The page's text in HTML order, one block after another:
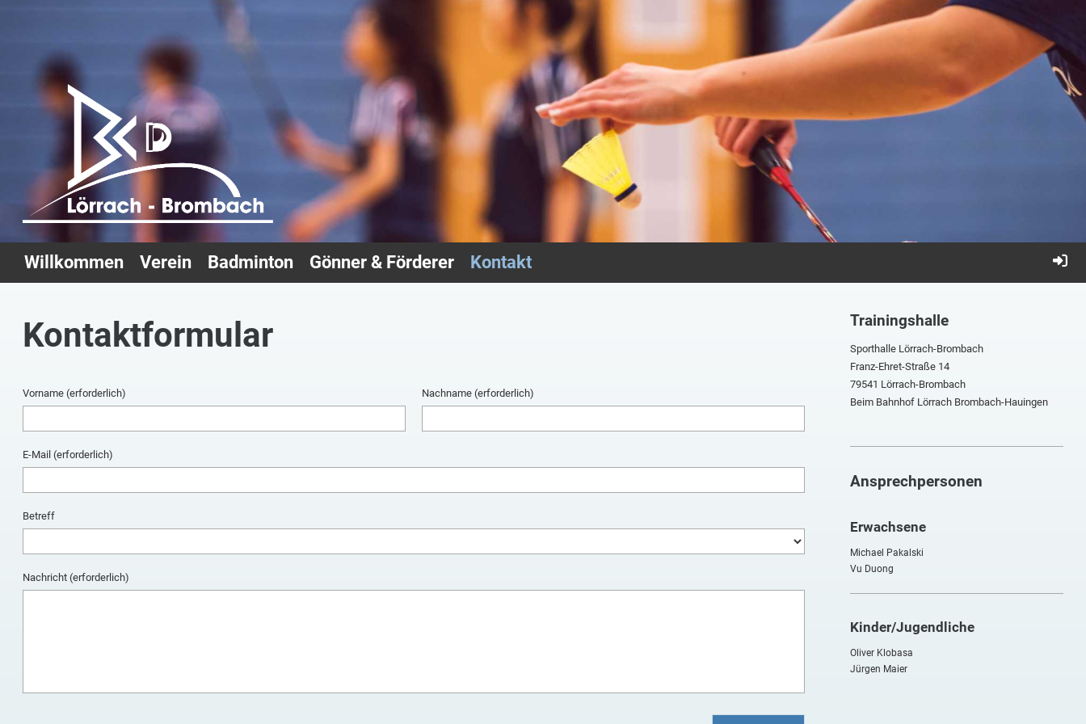
Willkommen Verein Badminton Gönner & Förderer Kontakt
Kontaktformular
Vorname (erforderlich) Nachname (erforderlich)
E-Mail (erforderlich)
Betreff
Nachricht (erforderlich)
Trainingshalle
Sporthalle Lörrach-Brombach
Franz-Ehret-Straße 14
79541 Lörrach-Brombach
Beim Bahnhof Lörrach Brombach-Hauingen
Ansprechpersonen
Erwachsene
Michael Pakalski
Vu Duong
Kinder/Jugendliche
Oliver Klobasa
Jürgen Maier